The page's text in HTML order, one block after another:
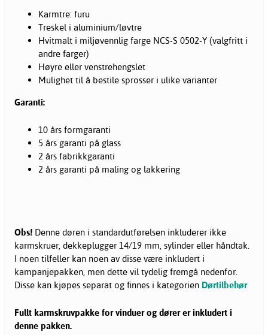
Karmtre: furu
Treskel i aluminium/løvtre
Hvitmalt i miljøvennlig farge NCS-S 0502-Y (valgfritt i
andre farger)
Høyre eller venstrehengslet
Mulighet til å bestile sprosser i ulike varianter
Garanti:
10 års formgaranti
5 års garanti på glass
2 års fabrikkgaranti
2 års garanti på maling og lakkering
Obs! Denne døren i standardutførelsen inkluderer ikke
karmskruer, dekkeplugger 14/19 mm, sylinder eller håndtak.
I noen tilfeller kan noen av disse være inkludert i
kampanjepakken, men dette vil tydelig fremgå nedenfor.
Disse kan kjøpes separat og finnes i kategorien Dørtilbehør
Fullt karmskruvpakke for vinduer og dører er inkludert i
denne pakken.